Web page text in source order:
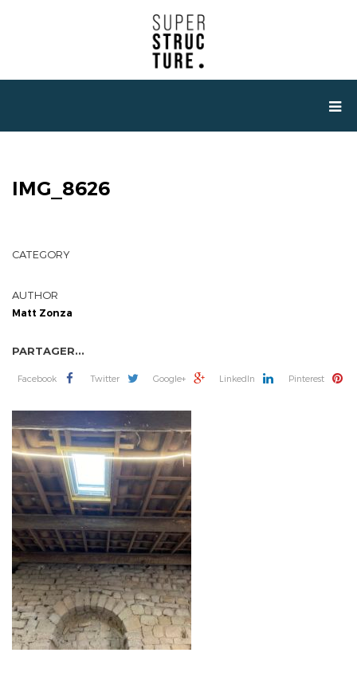
IMG_8626
CATEGORY
AUTHOR
Matt Zonza
PARTAGER...
Facebook Twitter Google+ LinkedIn Pinterest